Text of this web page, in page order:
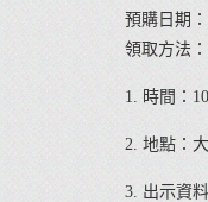
預購日期
領取方法：
1. 時間：
2. 地點：
3. 出示資料